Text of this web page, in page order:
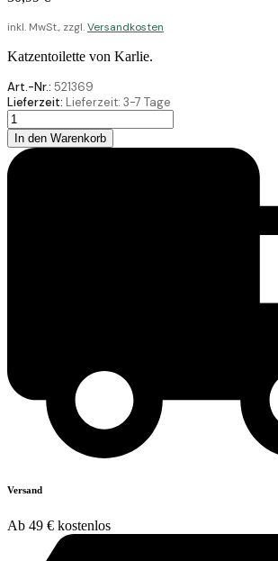
inkl. MwSt., zzgl.Versandkosten
Katzentoilette von Karlie.
Art.-Nr.: 521369
Lieferzeit: Lieferzeit: 3-7 Tage
Karlie
Katzentoilette
M
Rand
In den Warenkorb
Versand
Ab 49 € kostenlos